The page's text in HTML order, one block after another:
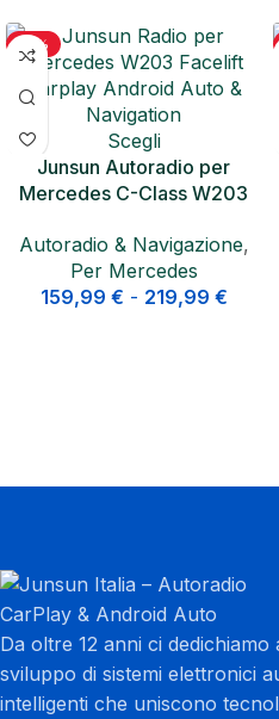
-21%
Scegli
Junsun Autoradio per
Mercedes C-Class W203
Auto
Autoradio & Navigazione,
Per Mercedes
159,99 € - 219,99 €
Da oltre 12 anni ci dedichiamo
sviluppo di sistemi elettronici
intelligenti che uniscono